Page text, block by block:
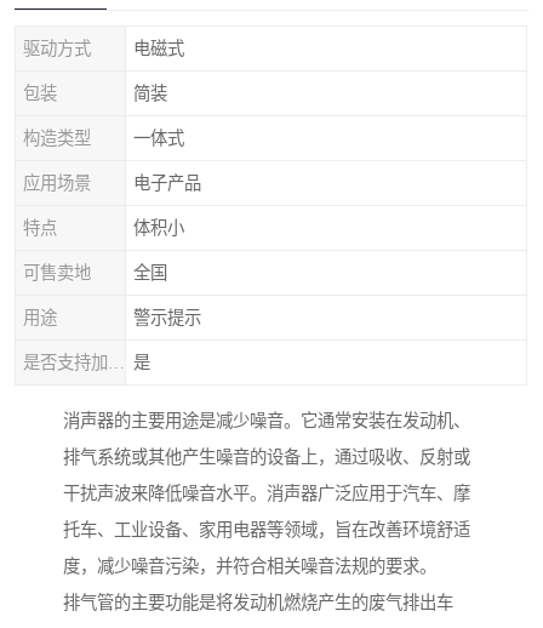
驱动方式 电磁式
包装 简装
构造类型 一体式
应用场景 电子产品
特点 体积小
可售卖地 全国
用途 警示提示
是
消声器的主要用途是减少噪音。它通常安装在发动机、
排气系统或其他产生噪音的设备上，通过吸收、反射或
干扰声波来降低噪音水平。消声器广泛应用于汽车、摩
托车、工业设备、家用电器等领域，旨在改善环境舒适
度，减少噪音污染，并符合相关噪音法规的要求。
排气管的主要功能是将发动机燃烧产生的废气排出车